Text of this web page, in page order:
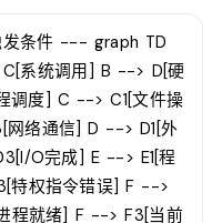
条件 --- graph TD
系统调用] B --> D[硬
调度] C --> C1[文件操
络通信] D --> D1[外
O完成] E --> E1[程
特权指令错误] F -->
程就绪] F --> F3[当前